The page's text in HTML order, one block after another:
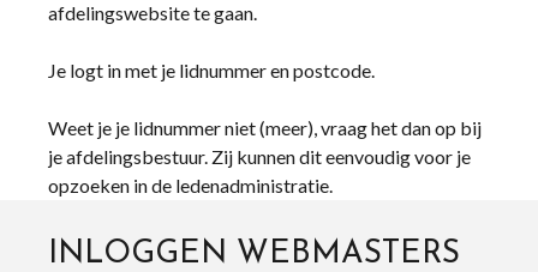
afdelingswebsite te gaan.
Je logt in met je lidnummer en postcode.
Weet je je lidnummer niet (meer), vraag het dan op bij
je afdelingsbestuur. Zij kunnen dit eenvoudig voor je
opzoeken in de ledenadministratie.
INLOGGEN WEBMASTERS